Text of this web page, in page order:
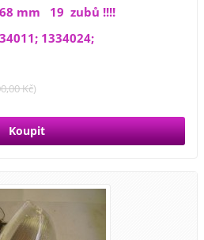
mm 19 zubů !!!!
1334024;
Kč)